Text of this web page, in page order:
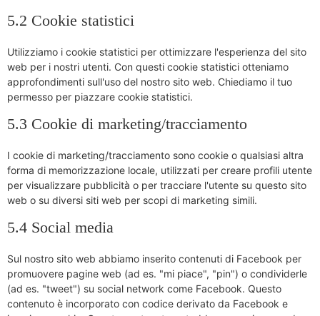
5.2 Cookie statistici
Utilizziamo i cookie statistici per ottimizzare l'esperienza del sito
web per i nostri utenti. Con questi cookie statistici otteniamo
approfondimenti sull'uso del nostro sito web. Chiediamo il tuo
permesso per piazzare cookie statistici.
5.3 Cookie di marketing/tracciamento
I cookie di marketing/tracciamento sono cookie o qualsiasi altra
forma di memorizzazione locale, utilizzati per creare profili utente
per visualizzare pubblicità o per tracciare l'utente su questo sito
web o su diversi siti web per scopi di marketing simili.
5.4 Social media
Sul nostro sito web abbiamo inserito contenuti di Facebook per
promuovere pagine web (ad es. "mi piace", "pin") o condividerle
(ad es. "tweet") su social network come Facebook. Questo
contenuto è incorporato con codice derivato da Facebook e